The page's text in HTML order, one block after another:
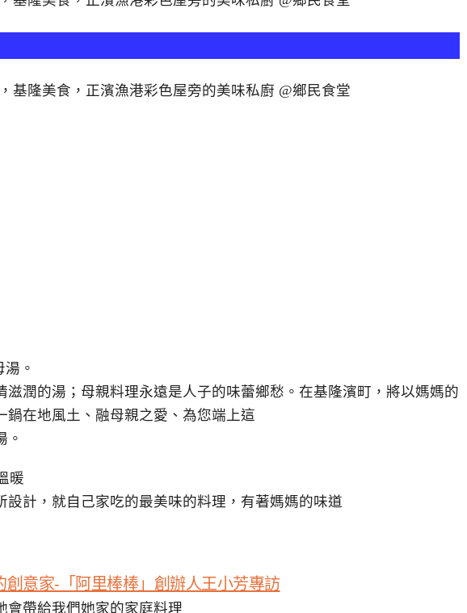
。
滋潤的湯；母親料理永遠是人子的味蕾鄉愁。在基隆濱町，將以媽媽的
鍋在地風土、融母親之愛、為您端上這
。
暖
設計，就自己家吃的最美味的料理，有著媽媽的味道
創意家-「阿里棒棒」創辦人王小芳專訪
會帶給我們她家的家庭料理